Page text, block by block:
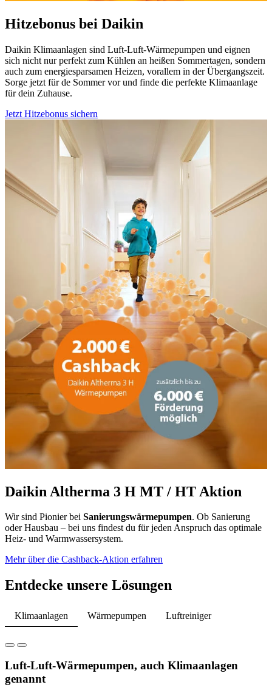
Hitzebonus bei Daikin
Daikin Klimaanlagen sind Luft-Luft-Wärmepumpen und eignen
sich nicht nur perfekt zum Kühlen an heißen Sommertagen, sondern
auch zum energiesparsamen Heizen, vorallem in der Übergangszeit.
Sorge jetzt für de Sommer vor und finde die perfekte Klimaanlage
für dein Zuhause.
Jetzt Hitzebonus sichern
Daikin Altherma 3 H MT / HT Aktion
Wir sind Pionier bei Sanierungswärmepumpen. Ob Sanierung
oder Hausbau – bei uns findest du für jeden Anspruch das optimale
Heiz- und Warmwassersystem.
Mehr über die Cashback-Aktion erfahren
Entdecke unsere Lösungen
Klimaanlagen Wärmepumpen Luftreiniger
Luft-Luft-Wärmepumpen, auch Klimaanlagen
genannt